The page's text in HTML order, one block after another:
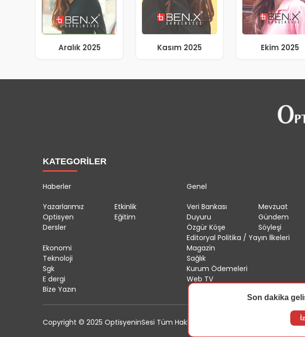
Aralık 2025 Kasım 2025 Ekim 2025
KATEGORİLER
Haberler
Yazarlarımız
Etkinlik
Optisyen
Eğitim
Dersler
Genel
Veri Bankası
Mevzuat
Duyuru
Gündem
Özgür Köşe
Söyleşi
Editoryal Politika / Yayın İlkeleri
Ekonomi
Magazin
Teknoloji
Sağlık
Sgk
Kurum Ödemeleri
E dergi
Web TV
Bize Yazın
Copyright © 2025 OptisyeninSesi Tüm Hakları Saklıdır.
Son dakika